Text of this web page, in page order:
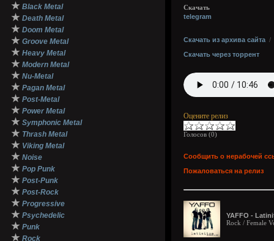
★ Black Metal
★ Death Metal
★ Doom Metal
★ Groove Metal
★ Heavy Metal
★ Modern Metal
★ Nu-Metal
★ Pagan Metal
★ Post-Metal
★ Power Metal
★ Symphonic Metal
★ Thrash Metal
★ Viking Metal
★ Noise
★ Pop Punk
★ Post-Punk
★ Post-Rock
★ Progressive
★ Psychedelic
★ Punk
★ Rock
Скачать
telegram
Скачать из архива сайта /
Скачать через торрент
Оцените релиз
Голосов (0)
Сообщить о нерабочей
Пожаловаться на релиз
YAFFO -
Rock / Female